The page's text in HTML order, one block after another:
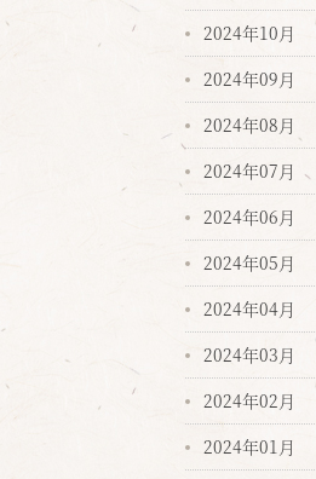
2024年10月
2024年09月
2024年08月
2024年07月
2024年06月
2024年05月
2024年04月
2024年03月
2024年02月
2024年01月